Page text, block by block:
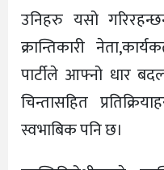
उनिहरु यसो
क्रान्तिकारी
पार्टीले आफ्नो धार
चिन्तासहित
स्वभाबिक पनि छ।